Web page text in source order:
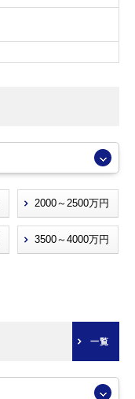
2000～2500万円
3500～4000万円
一覧